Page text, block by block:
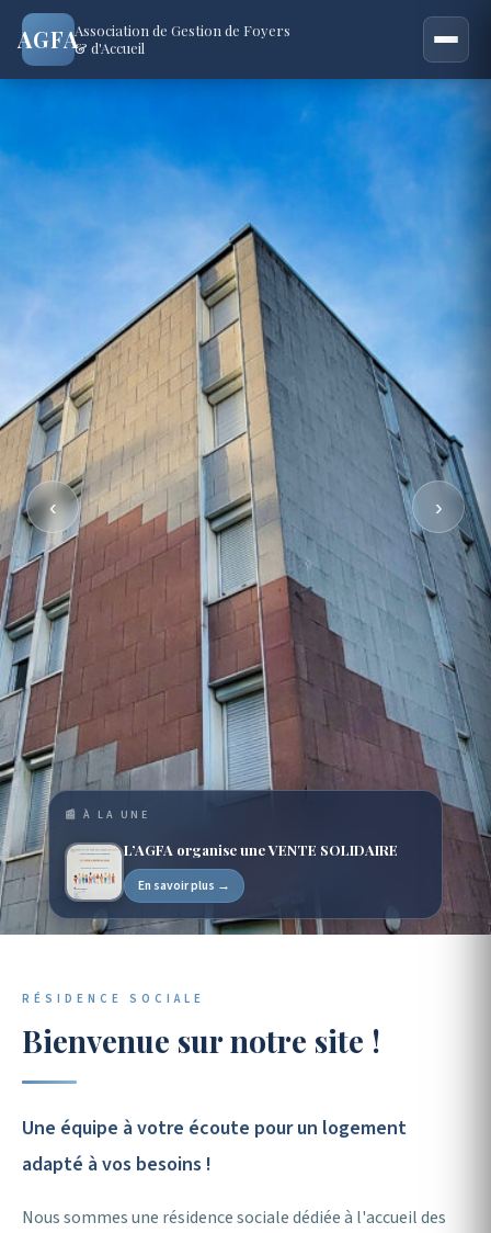
AGFAAssociation de Gestion de Foyers
& d'Accueil
Association de Gestion
de Foyers & d'Accueil
🏠 Nos hébergements
‹ ›
📰 À LA UNE
L’AGFA organise une VENTE SOLIDAIRE
En savoir plus →
RÉSIDENCE SOCIALE
Bienvenue sur notre site !
Une équipe à votre écoute pour un logement
adapté à vos besoins !
Nous sommes une résidence sociale dédiée à l'accueil des